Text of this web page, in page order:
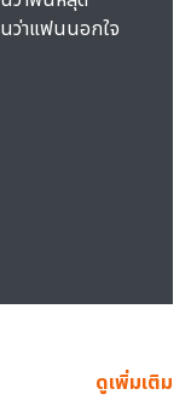
ว่าแฟนนอกใจ
ดูเพิ่มเติม